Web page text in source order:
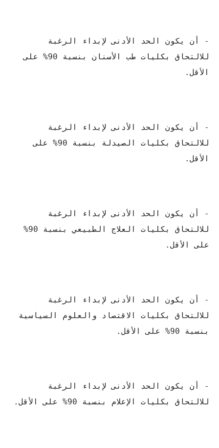
- أن يكون الحد الأدنى لإبداء الرغبة
للالتحاق بكليات طب الأسنان بنسبة 90% على
الأقل.
- أن يكون الحد الأدنى لإبداء الرغبة
للالتحاق بكليات الصيدلة بنسبة 90% على
الأقل.
- أن يكون الحد الأدنى لإبداء الرغبة
للالتحاق بكليات العلاج الطبيعي بنسبة 90%
على الأقل.
- أن يكون الحد الأدنى لإبداء الرغبة
للالتحاق بكليات الاقتصاد والعلوم السياسية
بنسبة 90% على الأقل.
- أن يكون الحد الأدنى لإبداء الرغبة
للالتحاق بكليات الإعلام بنسبة 90% على الأقل.